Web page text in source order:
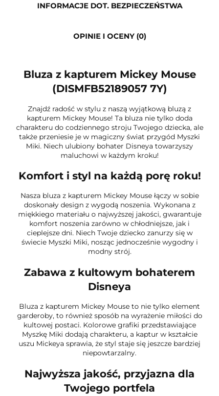
INFORMACJE DOT. BEZPIECZEŃSTWA
OPINIE I OCENY (0)
Bluza z kapturem Mickey Mouse
(DISMFB52189057 7Y)
Znajdź radość w stylu z naszą wyjątkową bluzą z
kapturem Mickey Mouse! Ta bluza nie tylko doda
charakteru do codziennego stroju Twojego dziecka, ale
także przeniesie je w magiczny świat przygód Myszki
Miki. Niech ulubiony bohater Disneya towarzyszy
maluchowi w każdym kroku!
Komfort i styl na każdą porę roku!
Nasza bluza z kapturem Mickey Mouse łączy w sobie
doskonały design z wygodą noszenia. Wykonana z
miękkiego materiału o najwyższej jakości, gwarantuje
komfort noszenia zarówno w chłodniejsze, jak i
cieplejsze dni. Niech Twoje dziecko zanurzy się w
świecie Myszki Miki, nosząc jednocześnie wygodny i
modny strój.
Zabawa z kultowym bohaterem
Disneya
Bluza z kapturem Mickey Mouse to nie tylko element
garderoby, to również sposób na wyrażenie miłości do
kultowej postaci. Kolorowe grafiki przedstawiające
Myszkę Miki dodają charakteru, a kaptur w kształcie
uszu Mickeya sprawia, że styl staje się jeszcze bardziej
niepowtarzalny.
Najwyższa jakość, przyjazna dla
Twojego portfela